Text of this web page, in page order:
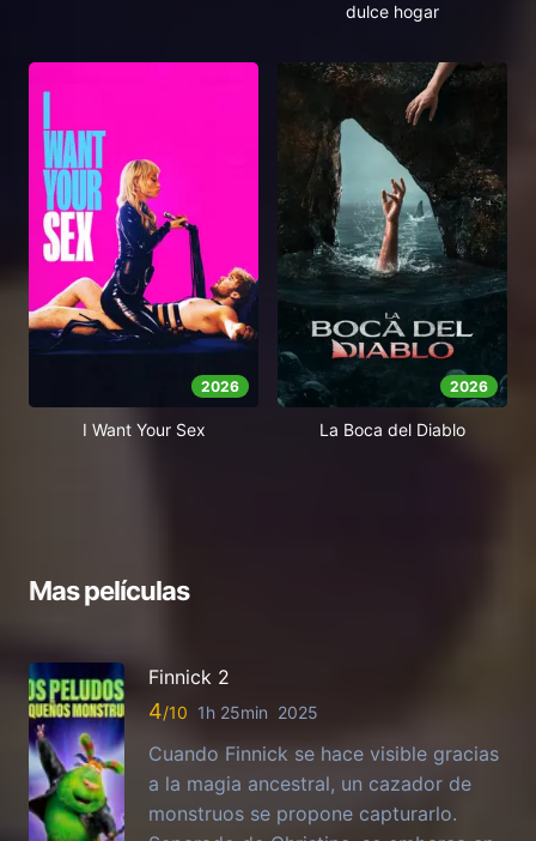
dulce hogar
2026
I Want Your Sex
2026
La Boca del Diablo
Mas películas
Finnick 2
4 1h 25min 2025
Cuando Finnick se hace visible gracias
a la magia ancestral, un cazador de
monstruos se propone capturarlo.